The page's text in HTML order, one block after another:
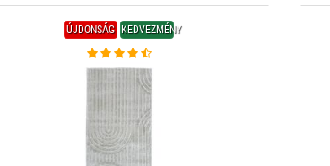
ÚJDONSÁG KEDVEZMÉNY